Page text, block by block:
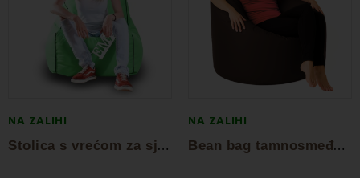
NA ZALIHI
S
tolica s vrećom za sjedenje najlonska...
NA ZALIHI
B
ean bag tamnosmeđa kruška EMI